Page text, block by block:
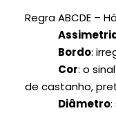
Regra ABCDE –
Bordo:
Cor: o
de castanho,
Diâmetro